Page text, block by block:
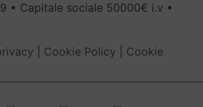
• Capitale sociale 50000€ i.v •
Cookie Policy
Cookie